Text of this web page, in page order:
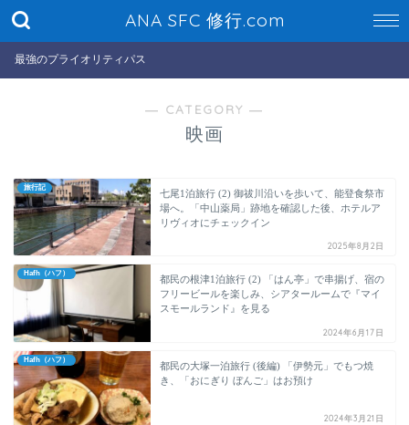
ANA SFC 修行.com
最強のプライオリティパス
― CATEGORY ―
映画
旅行記
七尾1泊旅行 (2) 御祓川沿いを歩いて、能登食祭市
場へ。「中山薬局」跡地を確認した後、ホテルア
リヴィオにチェックイン
2025年8月2日
Hafh（ハフ）
都民の根津1泊旅行 (2) 「はん亭」で串揚げ、宿の
フリービールを楽しみ、シアタールームで『マイ
スモールランド』を見る
2024年6月17日
Hafh（ハフ）
都民の大塚一泊旅行 (後編) 「伊勢元」でもつ焼
き、「おにぎり ぼんご」はお預け
2024年3月21日